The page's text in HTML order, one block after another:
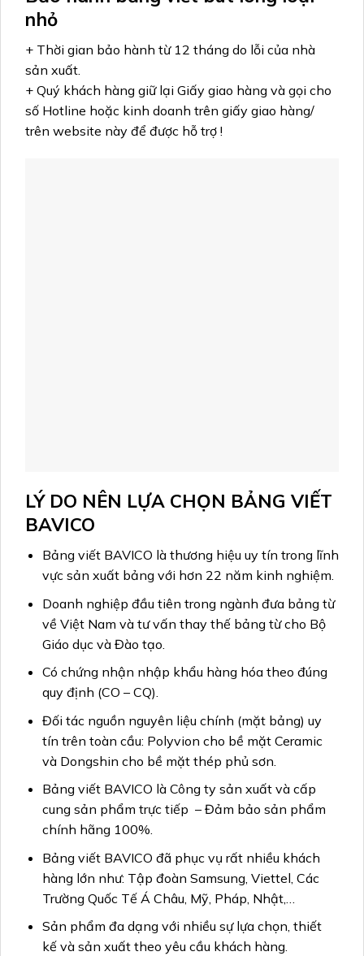
nhỏ
+ Thời gian bảo hành từ 12 tháng do lỗi của nhà
sản xuất.
+ Quý khách hàng giữ lại Giấy giao hàng và gọi cho
số Hotline hoặc kinh doanh trên giấy giao hàng/
trên website này để được hỗ trợ !
LÝ DO NÊN LỰA CHỌN BẢNG VIẾT
BAVICO
Bảng viết BAVICO là thương hiệu uy tín trong lĩnh
vực sản xuất bảng với hơn 22 năm kinh nghiệm.
Doanh nghiệp đầu tiên trong ngành đưa bảng từ
về Việt Nam và tư vấn thay thế bảng từ cho Bộ
Giáo dục và Đào tạo.
Có chứng nhận nhập khẩu hàng hóa theo đúng
quy định (CO – CQ).
Đối tác nguồn nguyên liệu chính (mặt bảng) uy
tín trên toàn cầu: Polyvion cho bề mặt Ceramic
và Dongshin cho bề mặt thép phủ sơn.
Bảng viết BAVICO là Công ty sản xuất và cấp
cung sản phẩm trực tiếp – Đảm bảo sản phẩm
chính hãng 100%.
Bảng viết BAVICO đã phục vụ rất nhiều khách
hàng lớn như: Tập đoàn Samsung, Viettel, Các
Trường Quốc Tế Á Châu, Mỹ, Pháp, Nhật,…
Sản phẩm đa dạng với nhiều sự lựa chọn, thiết
kế và sản xuất theo yêu cầu khách hàng.